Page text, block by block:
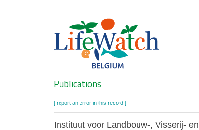
Search
Publications
[ report an error in this record ]
Instituut voor Landbouw-, Visserij-